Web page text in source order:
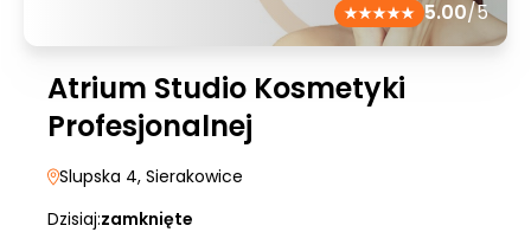
5.00/5
Atrium Studio Kosmetyki
Profesjonalnej
Slupska 4, Sierakowice
Dzisiaj:zamknięte